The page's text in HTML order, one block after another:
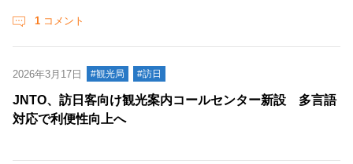
1 コメント
2026年3月17日 #観光局 #訪日
JNTO、訪日客向け観光案内コールセンター新設 多言語
対応で利便性向上へ